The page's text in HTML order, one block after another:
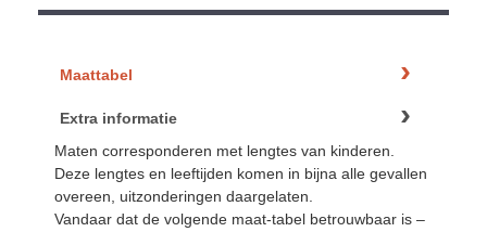
Maattabel
Extra informatie
Maten corresponderen met lengtes van kinderen.
Deze lengtes en leeftijden komen in bijna alle gevallen
overeen, uitzonderingen daargelaten.
Vandaar dat de volgende maat-tabel betrouwbaar is –